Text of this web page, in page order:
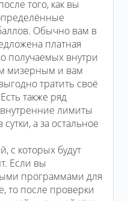
того, как вы
Обычно вам в
платная
получаемых внутри
мизерным и вам
тратить своё
также ряд
лимиты
а за остальное
с которых будут
Если вы
программами для
то после проверки